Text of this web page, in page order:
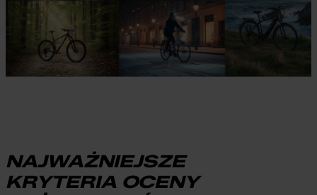
NAJWAŻNIEJSZE
KRYTERIA OCENY